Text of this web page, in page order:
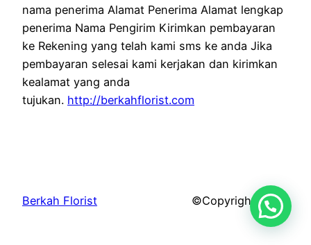
nama penerima Alamat Penerima Alamat lengkap
penerima Nama Pengirim Kirimkan pembayaran
ke Rekening yang telah kami sms ke anda Jika
pembayaran selesai kami kerjakan dan kirimkan
kealamat yang anda
tujukan. http://berkahflorist.com
Berkah Florist ©Copyright 2026.